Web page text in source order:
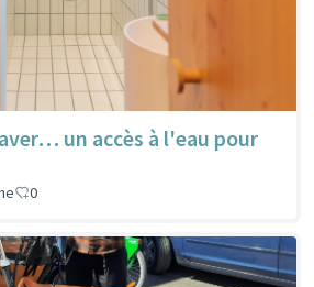
un accès à l'eau pour
0